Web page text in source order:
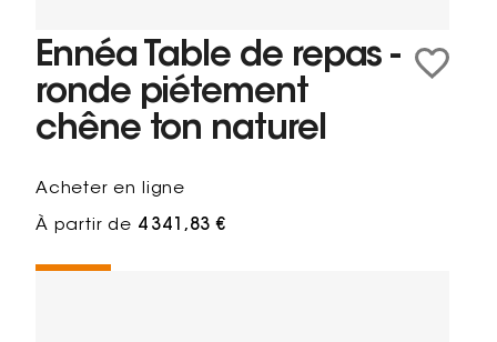
Ennéa Table de repas -
ronde piétement
chêne ton naturel
Acheter en ligne
À partir de 4 341,83 €